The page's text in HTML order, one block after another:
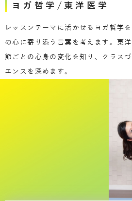
ヨガ哲学/東洋医学
レッスンテーマに活かせるヨガ哲学
の心に寄り添う言葉を考えます。東
節ごとの心身の変化を知り、クラス
エンスを深めます。